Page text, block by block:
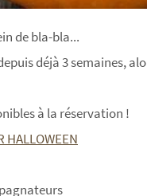
de bla-bla...
déjà 3 semaines,
à la réservation !
HALLOWEEN